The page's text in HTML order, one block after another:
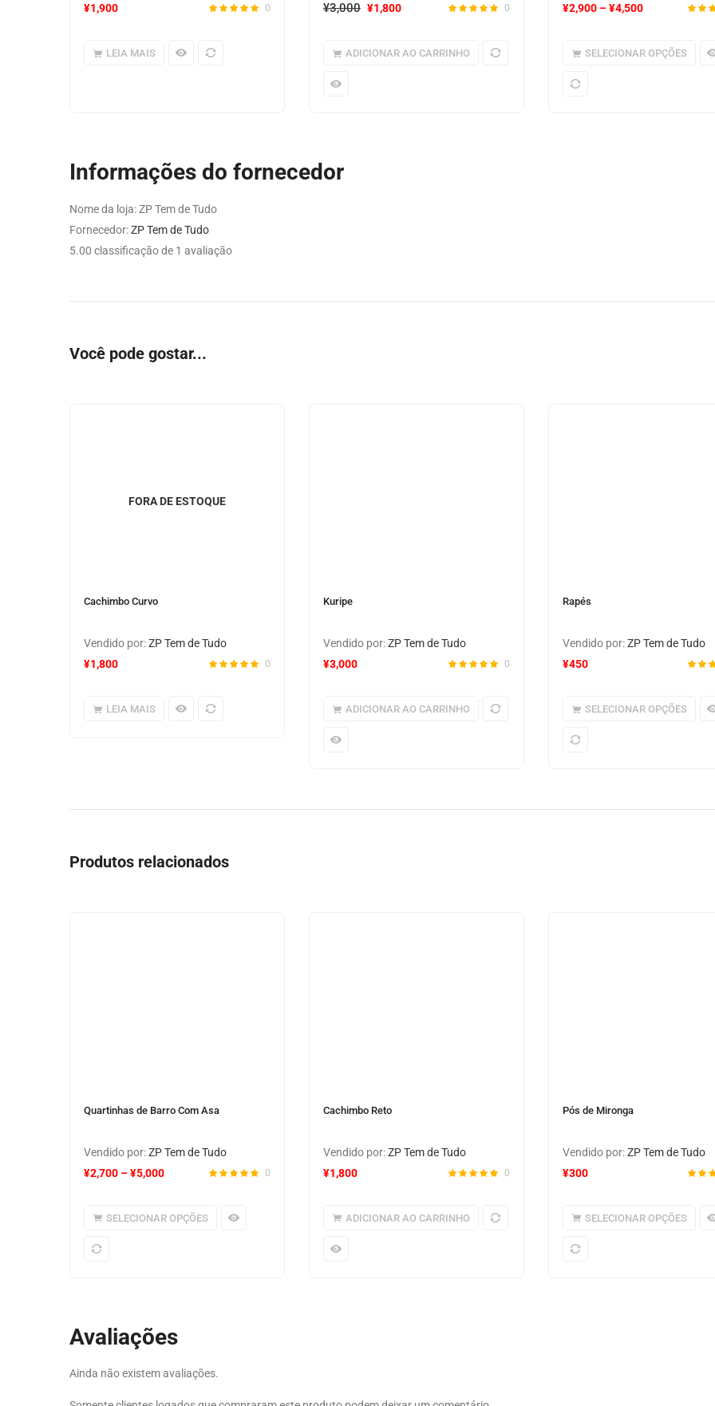
0
¥1,900
LEIA MAIS
0
¥3,000 ¥1,800
ADICIONAR AO CARRINHO
¥2,900 –¥4,500
SELECIONAR OPÇÕES
Informações do fornecedor
Nome da loja:ZP Tem de Tudo
Fornecedor:ZP Tem de Tudo
5.00 classificação de 1 avaliação
Você pode gostar...
FORA DE ESTOQUE
Cachimbo Curvo
Vendido por:ZP Tem de Tudo
0
¥1,800
LEIA MAIS
Kuripe
Vendido por:ZP Tem de Tudo
0
¥3,000
ADICIONAR AO CARRINHO
Rapés
Vendido por:ZP Tem de Tudo
¥450
SELECIONAR OPÇÕES
Produtos relacionados
Quartinhas de Barro Com Asa
Vendido por:ZP Tem de Tudo
0
¥2,700 –¥5,000
SELECIONAR OPÇÕES
Cachimbo Reto
Vendido por:ZP Tem de Tudo
0
¥1,800
ADICIONAR AO CARRINHO
Pós de Mironga
Vendido por:ZP Tem de Tudo
¥300
SELECIONAR OPÇÕES
Avaliações
Ainda não existem avaliações.